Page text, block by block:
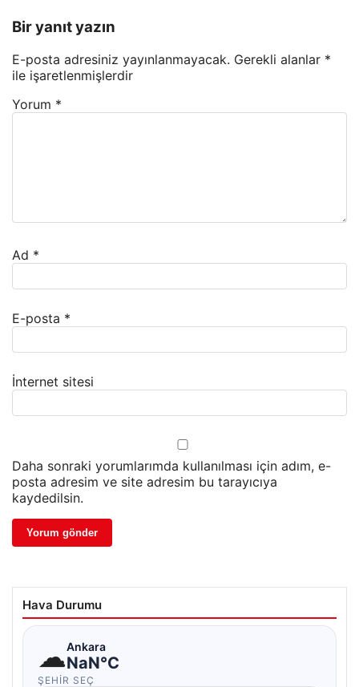
Bir yanıt yazın
E-posta adresiniz yayınlanmayacak. Gerekli alanlar *
ile işaretlenmişlerdir
Yorum *
Ad *
E-posta *
İnternet sitesi
Daha sonraki yorumlarımda kullanılması için adım, e-
posta adresim ve site adresim bu tarayıcıya
kaydedilsin.
Hava Durumu
☁Ankara
NaN°C
ŞEHIR SEÇ